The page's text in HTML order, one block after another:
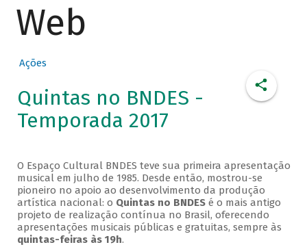
Web
Ações
Quintas no BNDES -
Temporada 2017
O Espaço Cultural BNDES teve sua primeira apresentação
musical em julho de 1985. Desde então, mostrou-se
pioneiro no apoio ao desenvolvimento da produção
artística nacional: o Quintas no BNDESé o mais antigo
projeto de realização contínua no Brasil, oferecendo
apresentações musicais públicas e gratuitas, sempre às
quintas-feiras às 19h.